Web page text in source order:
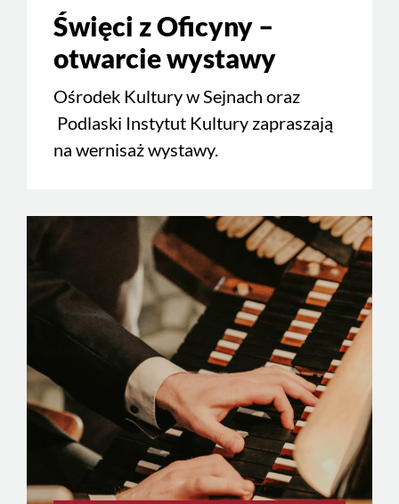
Święci z Oficyny –
otwarcie wystawy
Ośrodek Kultury w Sejnach oraz
Podlaski Instytut Kultury zapraszają
na wernisaż wystawy.